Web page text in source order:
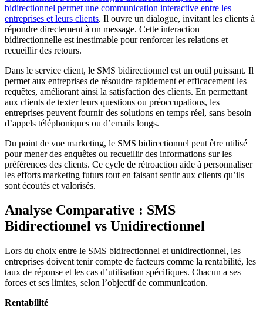
bidirectionnel permet une communication interactive entre les
entreprises et leurs clients. Il ouvre un dialogue, invitant les clients à
répondre directement à un message. Cette interaction
bidirectionnelle est inestimable pour renforcer les relations et
recueillir des retours.
Dans le service client, le SMS bidirectionnel est un outil puissant. Il
permet aux entreprises de résoudre rapidement et efficacement les
requêtes, améliorant ainsi la satisfaction des clients. En permettant
aux clients de texter leurs questions ou préoccupations, les
entreprises peuvent fournir des solutions en temps réel, sans besoin
d’appels téléphoniques ou d’emails longs.
Du point de vue marketing, le SMS bidirectionnel peut être utilisé
pour mener des enquêtes ou recueillir des informations sur les
préférences des clients. Ce cycle de rétroaction aide à personnaliser
les efforts marketing futurs tout en faisant sentir aux clients qu’ils
sont écoutés et valorisés.
Analyse Comparative : SMS
Bidirectionnel vs Unidirectionnel
Lors du choix entre le SMS bidirectionnel et unidirectionnel, les
entreprises doivent tenir compte de facteurs comme la rentabilité, les
taux de réponse et les cas d’utilisation spécifiques. Chacun a ses
forces et ses limites, selon l’objectif de communication.
Rentabilité